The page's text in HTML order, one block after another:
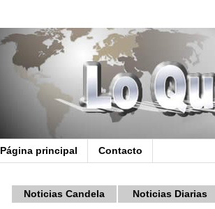
Página principal Contacto
Noticias Candela Noticias Diarias